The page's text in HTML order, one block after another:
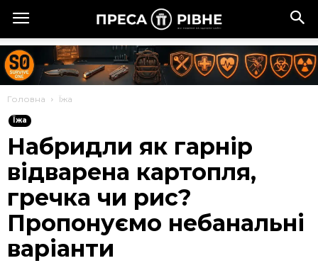
Головна Їжа
Їжа
Набридли як гарнір
відварена картопля,
гречка чи рис?
Пропонуємо небанальні
варіанти